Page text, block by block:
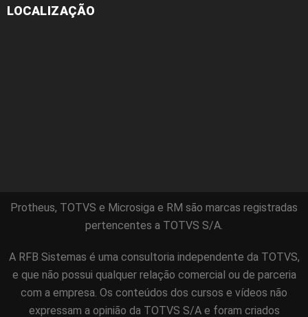
LOCALIZAÇÃO
Protheus, TOTVS e Microsiga e RM são marcas registradas
pertencentes a TOTVS S/A.
A RFB Sistemas é uma consultoria independente da TOTVS,
e que não possui qualquer relação comercial ou de parceria
com a empresa. Os conteúdos dos cursos e vídeos não
expressam a opinião da TOTVS S/A e foram criados